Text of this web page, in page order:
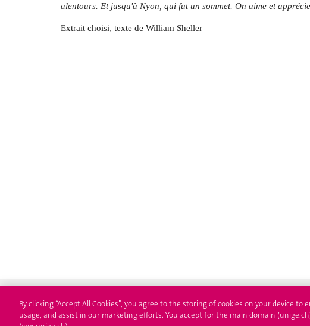
alentours. Et jusqu'à Nyon, qui fut un sommet. On aime et
Extrait choisi, texte de William Sheller
By clicking “Accept All Cookies”, you agree to the storing of cookies on your device
usage, and assist in our marketing efforts. You accept for the main domain